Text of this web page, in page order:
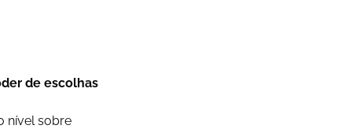
de escolhas
nível sobre